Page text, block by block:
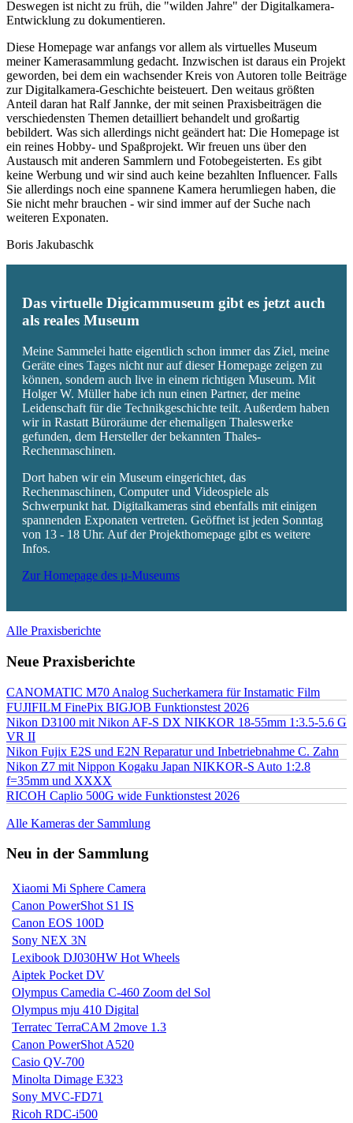
Deswegen ist nicht zu früh, die "wilden Jahre" der Digitalkamera-
Entwicklung zu dokumentieren.
Diese Homepage war anfangs vor allem als virtuelles Museum
meiner Kamerasammlung gedacht. Inzwischen ist daraus ein Projekt
geworden, bei dem ein wachsender Kreis von Autoren tolle Beiträge
zur Digitalkamera-Geschichte beisteuert. Den weitaus größten
Anteil daran hat Ralf Jannke, der mit seinen Praxisbeiträgen die
verschiedensten Themen detailliert behandelt und großartig
bebildert. Was sich allerdings nicht geändert hat: Die Homepage ist
ein reines Hobby- und Spaßprojekt. Wir freuen uns über den
Austausch mit anderen Sammlern und Fotobegeisterten. Es gibt
keine Werbung und wir sind auch keine bezahlten Influencer. Falls
Sie allerdings noch eine spannene Kamera herumliegen haben, die
Sie nicht mehr brauchen - wir sind immer auf der Suche nach
weiteren Exponaten.
Boris Jakubaschk
Das virtuelle Digicammuseum gibt es jetzt auch
als reales Museum
Meine Sammelei hatte eigentlich schon immer das Ziel, meine
Geräte eines Tages nicht nur auf dieser Homepage zeigen zu
können, sondern auch live in einem richtigen Museum. Mit
Holger W. Müller habe ich nun einen Partner, der meine
Leidenschaft für die Technikgeschichte teilt. Außerdem haben
wir in Rastatt Büroräume der ehemaligen Thaleswerke
gefunden, dem Hersteller der bekannten Thales-
Rechenmaschinen.
Dort haben wir ein Museum eingerichtet, das
Rechenmaschinen, Computer und Videospiele als
Schwerpunkt hat. Digitalkameras sind ebenfalls mit einigen
spannenden Exponaten vertreten. Geöffnet ist jeden Sonntag
von 13 - 18 Uhr. Auf der Projekthomepage gibt es weitere
Infos.
Zur Homepage des µ-Museums
Alle Praxisberichte
Neue Praxisberichte
CANOMATIC M70 Analog Sucherkamera für Instamatic Film
FUJIFILM FinePix BIGJOB Funktionstest 2026
Nikon D3100 mit Nikon AF-S DX NIKKOR 18-55mm 1:3.5-5.6 G
VR II
Nikon Fujix E2S und E2N Reparatur und Inbetriebnahme C. Zahn
Nikon Z7 mit Nippon Kogaku Japan NIKKOR-S Auto 1:2.8
f=35mm und XXXX
RICOH Caplio 500G wide Funktionstest 2026
Alle Kameras der Sammlung
Neu in der Sammlung
Xiaomi Mi Sphere Camera
Canon PowerShot S1 IS
Canon EOS 100D
Sony NEX 3N
Lexibook DJ030HW Hot Wheels
Aiptek Pocket DV
Olympus Camedia C-460 Zoom del Sol
Olympus mju 410 Digital
Terratec TerraCAM 2move 1.3
Canon PowerShot A520
Casio QV-700
Minolta Dimage E323
Sony MVC-FD71
Ricoh RDC-i500